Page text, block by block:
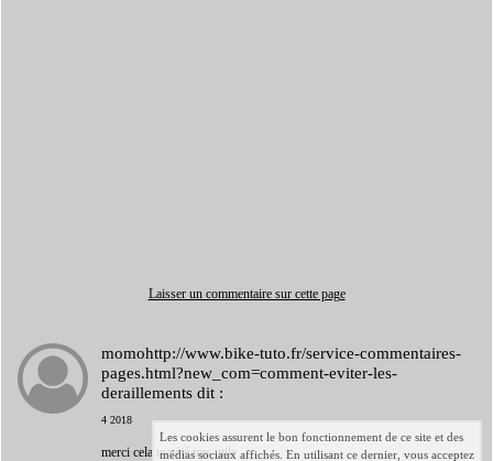
Laisser un commentaire sur cette page
momohttp://www.bike-tuto.fr/service-commentaires-
pages.html?new_com=comment-eviter-les-
deraillements dit :
4 2018
merci cela ma été tres utile
Les cookies assurent le bon fonctionnement de ce site et des
médias sociaux affichés. En utilisant ce dernier, vous acceptez